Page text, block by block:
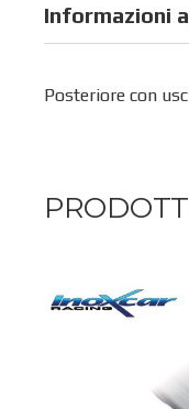
Informazioni
Posteriore con